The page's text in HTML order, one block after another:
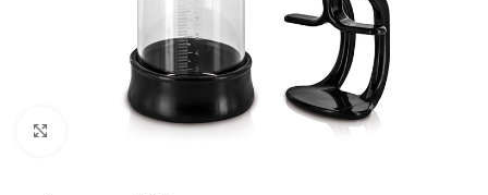
Cliquez pour agrandir